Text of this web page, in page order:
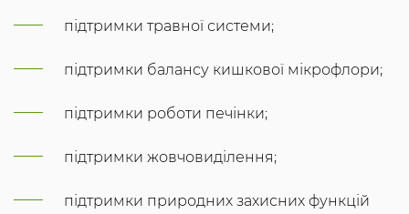
підтримки травної системи;
підтримки балансу кишкової мікрофлори;
підтримки роботи печінки;
підтримки жовчовиділення;
підтримки природних захисних функцій